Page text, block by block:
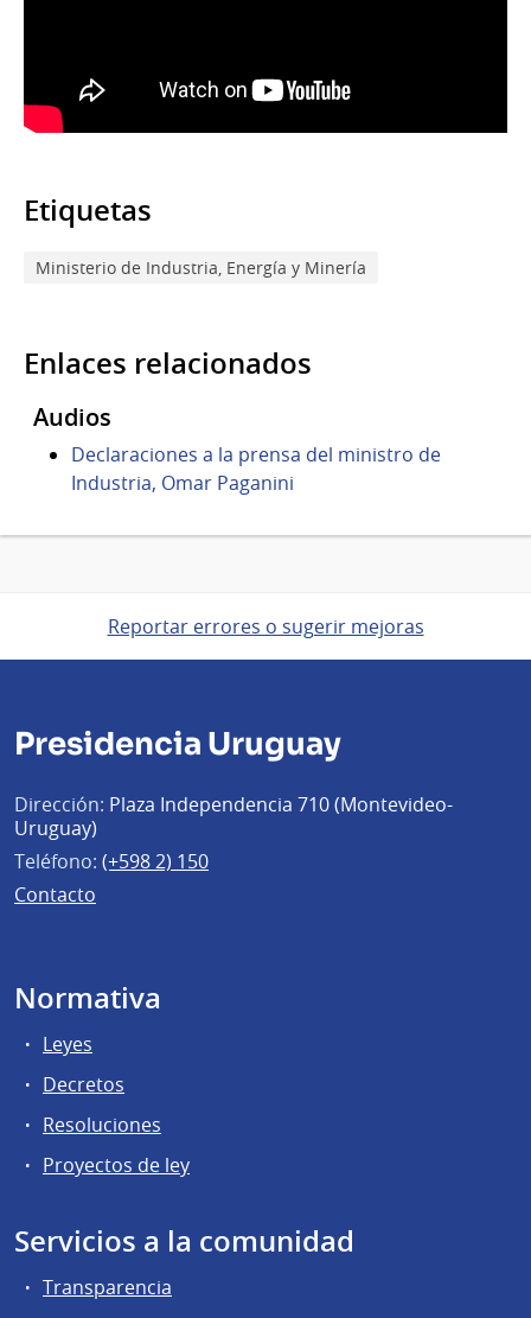
Etiquetas
Ministerio de Industria, Energía y Minería
Enlaces relacionados
Audios
Declaraciones a la prensa del ministro de
Industria, Omar Paganini
Reportar errores o sugerir mejoras
Presidencia Uruguay
Dirección: Plaza Independencia 710 (Montevideo-
Uruguay)
Teléfono: (+598 2) 150
Contacto
Normativa
Leyes
Decretos
Resoluciones
Proyectos de ley
Servicios a la comunidad
Transparencia